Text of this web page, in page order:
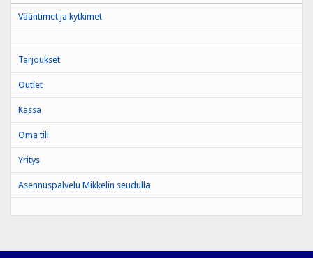
Vääntimet ja kytkimet
Tarjoukset
Outlet
Kassa
Oma tili
Yritys
Asennuspalvelu Mikkelin seudulla